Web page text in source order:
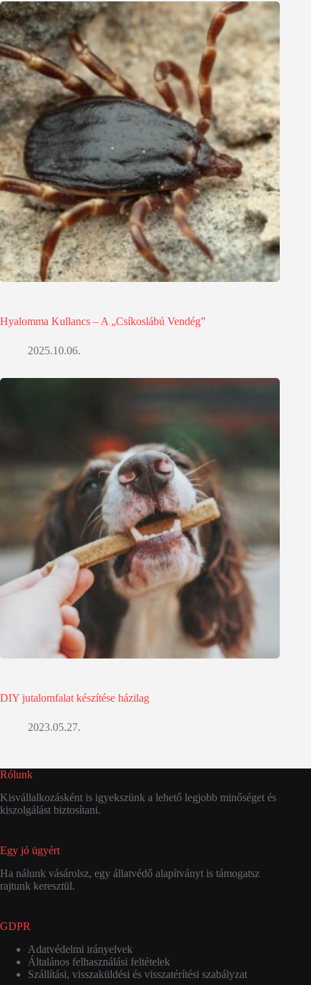
Hyalomma Kullancs – A „Csíkoslábú Vendég”
2025.10.06.
DIY jutalomfalat készítése házilag
2023.05.27.
Rólunk
Kisvállalkozásként is igyekszünk a lehető legjobb minőséget és
kiszolgálást biztosítani.
Egy jó ügyért
Ha nálunk vásárolsz, egy állatvédő alapítványt is támogatsz
rajtunk keresztül.
GDPR
Adatvédelmi irányelvek
Általános felhasználási feltételek
Szállítási, visszaküldési és visszatérítési szabályzat